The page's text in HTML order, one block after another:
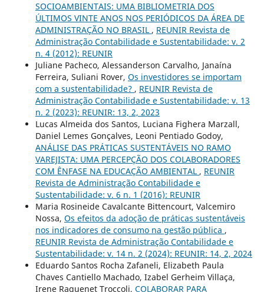
SOCIOAMBIENTAIS: UMA BIBLIOMETRIA DOS
ÚLTIMOS VINTE ANOS NOS PERIÓDICOS DA ÁREA DE
ADMINISTRAÇÃO NO BRASIL , REUNIR Revista de
Administração Contabilidade e Sustentabilidade: v. 2
n. 4 (2012): REUNIR
Juliane Pacheco, Alessanderson Carvalho, Janaína
Ferreira, Suliani Rover, Os investidores se importam
com a sustentabilidade? , REUNIR Revista de
Administração Contabilidade e Sustentabilidade: v. 13
n. 2 (2023): REUNIR: 13, 2, 2023
Lucas Almeida dos Santos, Luciana Fighera Marzall,
Daniel Lemes Gonçalves, Leoni Pentiado Godoy,
ANÁLISE DAS PRÁTICAS SUSTENTÁVEIS NO RAMO
VAREJISTA: UMA PERCEPÇÃO DOS COLABORADORES
COM ÊNFASE NA EDUCAÇÃO AMBIENTAL , REUNIR
Revista de Administração Contabilidade e
Sustentabilidade: v. 6 n. 1 (2016): REUNIR
Maria Rosineide Cavalcante Bittencourt, Valcemiro
Nossa, Os efeitos da adoção de práticas sustentáveis
nos indicadores de consumo na gestão pública ,
REUNIR Revista de Administração Contabilidade e
Sustentabilidade: v. 14 n. 2 (2024): REUNIR: 14, 2, 2024
Eduardo Santos Rocha Zafaneli, Elizabeth Paula
Chaves Cantiello Machado, Izabel Gerheim Villaça,
Irene Raguenet Troccoli, COLABORAR PARA